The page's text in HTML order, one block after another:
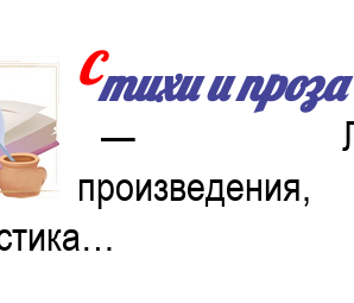
Стихи и проза
—